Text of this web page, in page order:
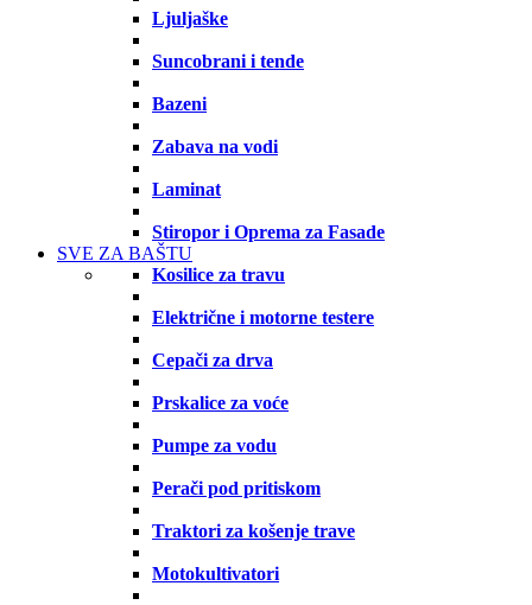
Ljuljaške
Suncobrani i tende
Bazeni
Zabava na vodi
Laminat
Stiropor i Oprema za Fasade
SVE ZA BAŠTU
Kosilice za travu
Električne i motorne testere
Cepači za drva
Prskalice za voće
Pumpe za vodu
Perači pod pritiskom
Traktori za košenje trave
Motokultivatori